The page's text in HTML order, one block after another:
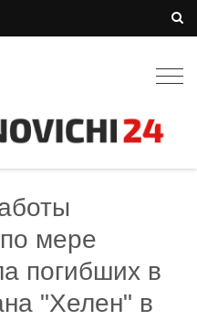
мере
погибших в
"Хелен" в